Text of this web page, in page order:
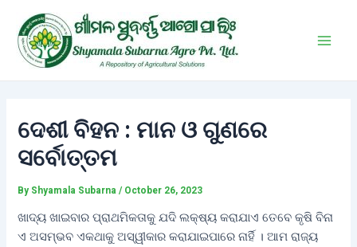
content
ଦେଶୀ ବିହନ : ମାନ ଓ ଗୁଣରେ
ସର୍ବୋତ୍ତମ
By Shyamala Subarna/ October 26, 2023
ଖାଦ୍ୟ ଖାଇବାର ପ୍ରାଥମିକତାକୁ ଯଦି ଲକ୍ଷ୍ୟ କରାଯାଏ ତେବେ କୃଷି ବିନା
ଏ ଅସମ୍ଭବ ଏକଥାକୁ ଅସ୍ୱୀକାର କରାଯାଇପାରେ ନାର୍ହି । ଆମ ରାଜ୍ୟ
navigation